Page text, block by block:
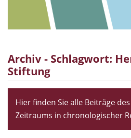
Archiv - Schlagwort:
Stiftung
Hier finden Sie alle Beiträge
Zeitraums in chronologischer